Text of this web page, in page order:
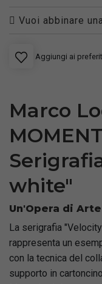
Vuoi abbinare
Aggiungi ai
Marco
white"
Un'Opera di
La serigrafia
rappresenta un
con la tecnica del
supporto in